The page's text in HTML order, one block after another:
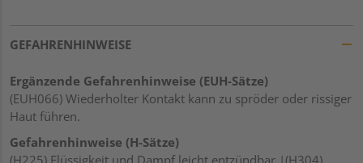
GEFAHRENHINWEISE
Ergänzende Gefahrenhinweise (EUH-Sätze)
(EUH066) Wiederholter Kontakt kann zu spröder oder rissiger
Haut führen.
Gefahrenhinweise (H-Sätze)